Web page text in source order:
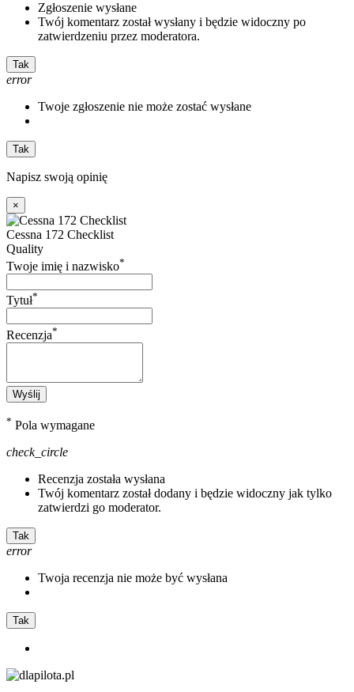
Zgłoszenie wysłane
Twój komentarz został wysłany i będzie widoczny po
zatwierdzeniu przez moderatora.
Tak
error
Twoje zgłoszenie nie może zostać wysłane
Tak
Napisz swoją opinię
×
Cessna 172 Checklist
Quality
Twoje imię i nazwisko*
Tytuł*
Recenzja*
Wyślij
* Pola wymagane
check_circle
Recenzja została wysłana
Twój komentarz został dodany i będzie widoczny jak tylko
zatwierdzi go moderator.
Tak
error
Twoja recenzja nie może być wysłana
Tak